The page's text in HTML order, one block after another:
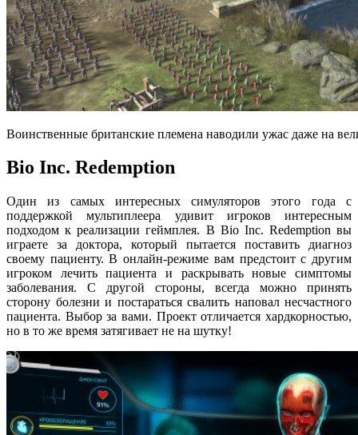
Воинственные британские племена наводили ужас даже на
Bio Inc. Redemption
Один из самых интересных симуляторов этого года с
поддержкой мультиплеера удивит игроков интересным
подходом к реализации геймплея. В Bio Inc. Redemption вы
играете за доктора, который пытается поставить диагноз
своему пациенту. В онлайн-режиме вам предстоит с другим
игроком лечить пациента и раскрывать новые симптомы
заболевания. С другой стороны, всегда можно принять
сторону болезни и постараться свалить наповал несчастного
пациента. Выбор за вами. Проект отличается хардкорностью,
но в то же время затягивает не на шутку!